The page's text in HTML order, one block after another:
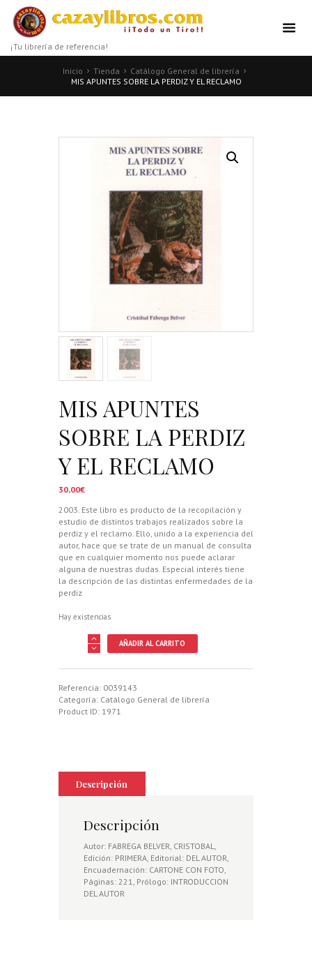
¡Tu librería de referencia!
Inicio Tienda
Catálogo General de librería
MIS APUNTES SOBRE LA PERDIZ Y EL RECLAMO
MIS APUNTES
SOBRE LA PERDIZ
Y EL RECLAMO
30,00€
2003. Este libro es producto de la recopilación y
estudio de distintos trabajos realizados sobre la
perdiz y el reclamo. Ello, unido a la experiencia del
autor, hace que se trate de un manual de consulta
que en cualquier momento nos puede aclarar
alguna de nuestras dudas. Especial interés tiene
la descripción de las distintas enfermedades de la
perdiz
Hay existencias
APUNTES
PERDIZ
Y
EL
AÑADIR AL CARRITO
Referencia: 0039143
Categoría: Catálogo General de librería
Product ID: 1971
Descripción
Descripción
Autor: FABREGA BELVER, CRISTOBAL,
Edición: PRIMERA, Editorial: DEL AUTOR,
Encuadernación: CARTONE CON FOTO,
Páginas: 221, Prólogo: INTRODUCCION
DEL AUTOR